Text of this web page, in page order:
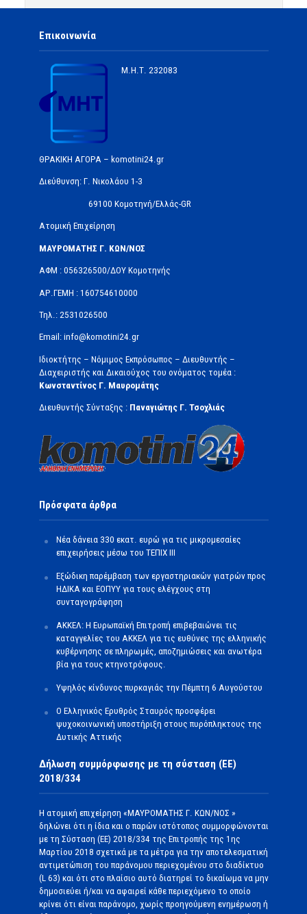
Επικοινωνία
Μ.Η.Τ. 232083
ΘΡΑΚΙΚΗ ΑΓΟΡΑ – komotini24.gr
Διεύθυνση: Γ. Νικολάου 1-3
69100 Κομοτηνή/Ελλάς-GR
Ατομική Επιχείρηση
ΜΑΥΡΟΜΑΤΗΣ Γ. ΚΩΝ/ΝΟΣ
ΑΦΜ : 056326500/ΔOΥ Κομοτηνής
ΑΡ.ΓΕΜΗ : 160754610000
Τηλ.: 2531026500
Email: info@komotini24.gr
Ιδιοκτήτης – Νόμιμος Εκπρόσωπος – Διευθυντής –
Διαχειριστής και Δικαιούχος του ονόματος τομέα :
Κωνσταντίνος Γ. Μαυρομάτης
Διευθυντής Σύνταξης : Παναγιώτης Γ. Τσοχλιάς
Πρόσφατα άρθρα
Νέα δάνεια 330 εκατ. ευρώ για τις μικρομεσαίες
επιχειρήσεις μέσω του ΤΕΠΙΧ ΙΙΙ
Εξώδικη παρέμβαση των εργαστηριακών γιατρών προς
ΗΔΙΚΑ και ΕΟΠΥΥ για τους ελέγχους στη
συνταγογράφηση
ΑΚΚΕΛ: Η Ευρωπαϊκή Επιτροπή επιβεβαιώνει τις
καταγγελίες του ΑΚΚΕΛ για τις ευθύνες της ελληνικής
κυβέρνησης σε πληρωμές, αποζημιώσεις και ανωτέρα
βία για τους κτηνοτρόφους.
Υψηλός κίνδυνος πυρκαγιάς την Πέμπτη 6 Αυγούστου
Ο Ελληνικός Ερυθρός Σταυρός προσφέρει
ψυχοκοινωνική υποστήριξη στους πυρόπληκτους της
Δυτικής Αττικής
Δήλωση συμμόρφωσης με τη σύσταση (ΕΕ)
2018/334
Η ατομική επιχείρηση «ΜΑΥΡΟΜΑΤΗΣ Γ. ΚΩΝ/ΝΟΣ »
δηλώνει ότι η ίδια και ο παρών ιστότοπος συμμορφώνονται
με τη Σύσταση (ΕΕ) 2018/334 της Επιτροπής της 1ης
Μαρτίου 2018 σχετικά με τα μέτρα για την αποτελεσματική
αντιμετώπιση του παράνομου περιεχομένου στο διαδίκτυο
(L 63) και ότι στο πλαίσιο αυτό διατηρεί το δικαίωμα να μην
δημοσιεύει ή/και να αφαιρεί κάθε περιεχόμενο το οποίο
κρίνει ότι είναι παράνομο, χωρίς προηγούμενη ενημέρωση ή